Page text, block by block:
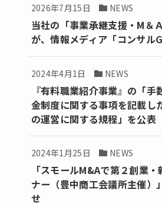
2026年7月15日 NEWS
当社の「事業承継支援・M＆
が、情報メディア「コンサル
2024年4月1日 NEWS
『有料職業紹介事業』の「手
金制度に関する事項を記載し
の運営に関する規程」を公表
2024年1月25日 NEWS
「スモールM&Aで第２創業
ナー（豊中商工会議所主催）
せ